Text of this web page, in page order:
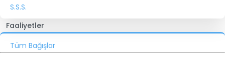
S.S.S.
Faaliyetler
Tüm Bağışlar